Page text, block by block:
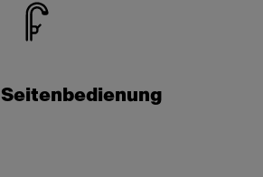
Seitenbedienung